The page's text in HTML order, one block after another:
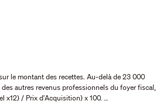
autres revenus professionnels du foyer fiscal,
vous passez en LMP. Calculez le rendement locatif : ((Loyer Mensuel x12) / Prix d'Acquisition) x 100. …